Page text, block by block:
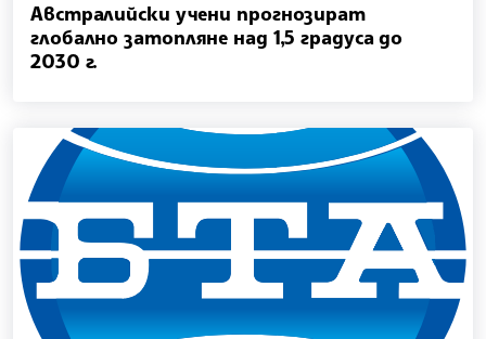
Австралийски учени прогнозират
глобално затопляне над 1,5 градуса до
2030 г.